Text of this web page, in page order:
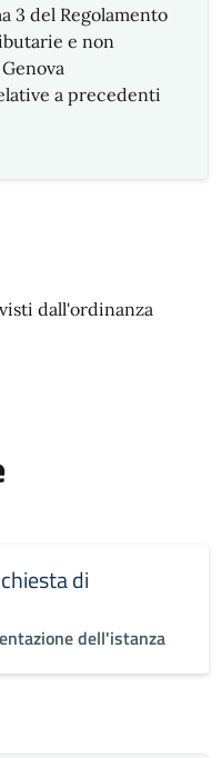
3 del Regolamento
e non
a precedenti
dall'ordinanza
di
dell'istanza